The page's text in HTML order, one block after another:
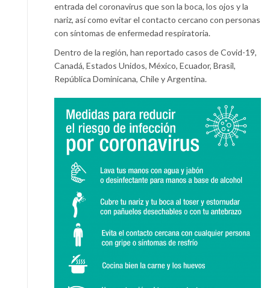
entrada del coronavirus que son la boca, los ojos y la
nariz, así como evitar el contacto cercano con personas
con síntomas de enfermedad respiratoria.
Dentro de la región, han reportado casos de Covid-19,
Canadá, Estados Unidos, México, Ecuador, Brasil,
República Dominicana, Chile y Argentina.